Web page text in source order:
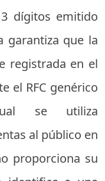
dígitos emitido
garantiza que la
registrada en el
el RFC genérico
se utiliza
al público en
proporciona su